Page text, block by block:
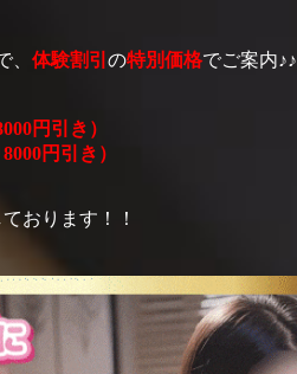
、 体験割引 の特別価格でご案内♪♪
円引き）
円引き）
おります！！